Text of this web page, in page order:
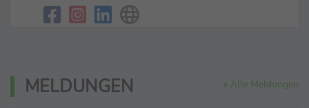
» Alle Meldungen
MELDUNGEN